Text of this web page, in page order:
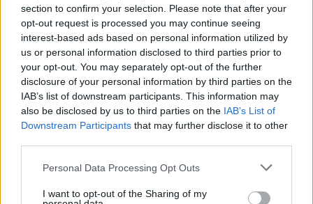
section to confirm your selection. Please note that after your
opt-out request is processed you may continue seeing
interest-based ads based on personal information utilized by
us or personal information disclosed to third parties prior to
your opt-out. You may separately opt-out of the further
disclosure of your personal information by third parties on the
IAB’s list of downstream participants. This information may
also be disclosed by us to third parties on the IAB’s List of
Downstream Participants that may further disclose it to other
Please note that this website/app uses one or more Google
not limited to your visit or usage behaviour. You may click to
Personal Data Processing Opt Outs
I want to opt-out of the Sharing of my
Πλέον, περισσότεροι από3.000άνθρωποι σε όλο
τον κόσμοδιαθέτουν περιουσίαάνω τουενός
δισεκατομμυρίου δολαρίων, με τη συνολική αξία
των περιουσιακών τους στοιχείων να αγγίζει τα
18,3 τρισεκατομμύρια δολάρια.
Πρόκειται γιααύξηση 16% μέσα σε έναν χρόνο
και για ρυθμό ανάπτυξης σχεδόν τριπλάσιο από τον
μέσο όρο της τελευταίας πενταετίας.